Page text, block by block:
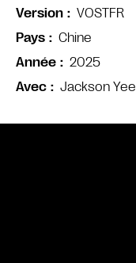
Avec Jackson
Version
VOSTFR
Pays
Chine
Année
2025